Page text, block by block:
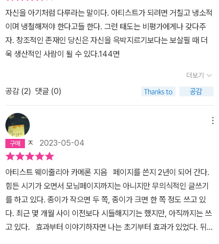
가도 발을 동동 구를 정도지만 내 인생에서 그렇게 멍하게 시간을 보
낸 경험은 그 때가 유일하니 아주 헛것은 아니라고 위안한다. 저자가
'창조성이 막힌 상태를 유지하기 위해 무엇이든 하려드는 우리'에 대
해 설명할 때 내가 '미드'에 빠져 마취된 시간을 보낸 것이 생각났다.
절하게 읽었을까? 아마 '창조주가 창조성을 북돋아준다'는 첫 구절을
읽자마자 흥미가 급감해서 어딘가에 던져두었을 거다. 오랜 시간 나
는 무신론자였고 기독교라면 고개를 저을 정도로 반감이 심했다. 합
리적인 사람이라면 '종교는 민중의 아편'이고 '지배체제의 수단'이라
는 사실을 인정해야 한다고 생각했다. 그런 상태에서 이런 글은 뭔가
초점이 맞지 않는 종교인이 쓴 자기개발서 정도로 생각했을 것이다.
그랬던 내가 로고스 교회를 다니게 되고 김기현 목사님을 만나게 되
고 그리하여 이 책을 만나게 되었다. 이런 것들이 저자가 말하는 '동시
성' 인가? 이 책은 '창조성'을 펼쳐나가는 과정에서 부딪히는 어려움
에 대해서 저자의 경험을 바탕으로 구체적으로 설명하고 있다. 글을
쓰기 시작한 초심자가 ‘미덕의 덫’에 빠지거나, 자기방어적인 자세로
실패를 두려워하거나, 질투심으로 자기 파괴적인 행동을 하게 될 때
을 하며 자아를 실현하고 있는 한 멘토를 만나게 해 줍니다. 아무리 s
ubstance abuse가 만연한 미국이라 하더라도, 약물중독에 알콜중
독, 우울증으로 고생하는 사람이 겪는 고통은 이루 말할 수 없을 것입
니다. 이 책의 저자 줄리아 카메론은 마틴 스콜세지 감독과의 이혼 후,
폐허가 된 몸과 마음에서 어떻게 장미꽃을 피워냈는지 철저히 경험자
의 입장에서 솔직하게 풀어냅니다. 이 책은 어떻게 예술활동을 잘 풀
어낼 것인가, 커리어나 스킬에 관한 이야기가 아닙니다. 이 책은 당신
니다. 자기 자신을 부정하고 남보기에 옳은 것 같은 일만 하던 제가 이
책을 읽다가 번역강의를 듣고 여기까지 오게 되었네요. 단 한번뿐인
인생에서 자기 자신에게 솔직해지고, 자기 자신을 잘 대해주고 싶다
면, 이 책을 읽어보시길 권합니다.
자신을 아기처럼 다루라는 말이다. 아티스트가 되려면 거칠고 냉소적
이며 냉철해져야 한다고들 한다. 그런 태도는 비평가에게나 갖다주
자. 창조적인 존재인 당신은 자신을 윽박지르기보다는 보살필 때 더
욱 생산적인 사람이 될 수 있다.144면
더보기
공감 (2) 댓글 (0)
ㅈ 2023-05-04
아티스트 웨이줄리아 카메론 지음 페이지를 쓴지 2년이 되어 간다.
힘든 시기가 오면서 모닝페이지까지는 아니지만 무의식적인 글쓰기
를 하고 있다. 종이가 작으면 두 쪽, 종이가 크면 한 쪽 정도 쓰고 있
다. 최근 몇 개월 사이 이전보다 시들해지기는 했지만, 아직까지는 쓰
고 있다. 효과부터 이야기하자면 나는 초기부터 효과가 있었다. 뒤돌